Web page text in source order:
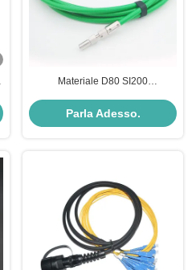
Materiale D80 SI200
di toppa della fibra di Ptical di
programma di energia
Parla Adesso.